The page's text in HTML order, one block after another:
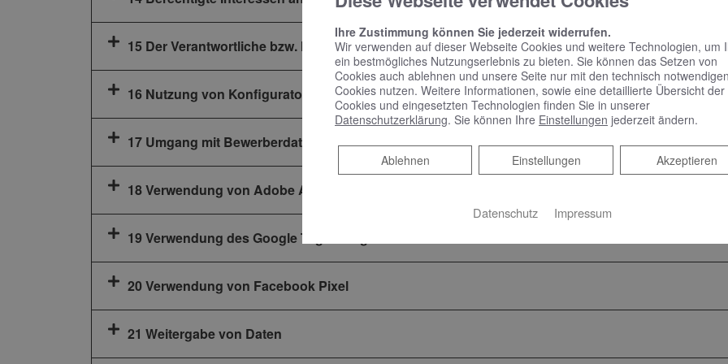
15 Der Verantwortliche bzw. Ihr Ansprechpartner
16 Nutzung von Konfiguratoren für Bad und Heizung
17 Umgang mit Bewerberdaten
18 Verwendung von Adobe Analytics
19 Verwendung des Google Tag Managers
20 Verwendung von Facebook Pixel
21 Weitergabe von Daten
Ihre Zustimmung können Sie jederzeit widerrufen.
Wir verwenden auf dieser Webseite Cookies und weitere Technologien, um
ein bestmögliches Nutzungserlebnis zu bieten. Sie können das Setzen von
Cookies auch ablehnen und unsere Seite nur mit den technisch notwendigen
Cookies nutzen. Weitere Informationen, sowie eine detaillierte Übersicht der
Cookies und eingesetzten Technologien finden Sie in unserer
Datenschutzerklärung. Sie können Ihre Einstellungen jederzeit ändern.
Akzeptieren
Einstellungen
Ablehnen
Ablehnen
Datenschutz Impressum